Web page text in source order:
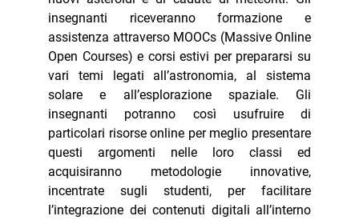
insegnanti riceveranno formazione e
assistenza attraverso MOOCs (Massive Online
Open Courses) e corsi estivi per prepararsi su
vari temi legati all’astronomia, al sistema
solare e all’esplorazione spaziale. Gli
insegnanti potranno così usufruire di
particolari risorse online per meglio presentare
questi argomenti nelle loro classi ed
acquisiranno metodologie innovative,
incentrate sugli studenti, per facilitare
l’integrazione dei contenuti digitali all’interno